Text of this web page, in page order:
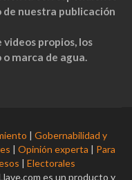
nuestra publicación
propios, los
marca de agua.
| Gobernabilidad y
| Opinión experta | Para
| Electorales
es un producto y